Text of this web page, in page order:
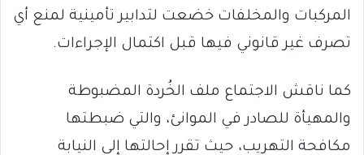
المركبات والمخلفات خضعت لتدابير تأمينية لمنع أي
تصرف غير قانوني فيها قبل اكتمال الإجراءات.
كما ناقش الاجتماع ملف الخُردة المضبوطة
والمهيأة للصادر في الموانئ، والتي ضبطتها
مكافحة التهريب، حيث تقرر إحالتها إلى النيابة